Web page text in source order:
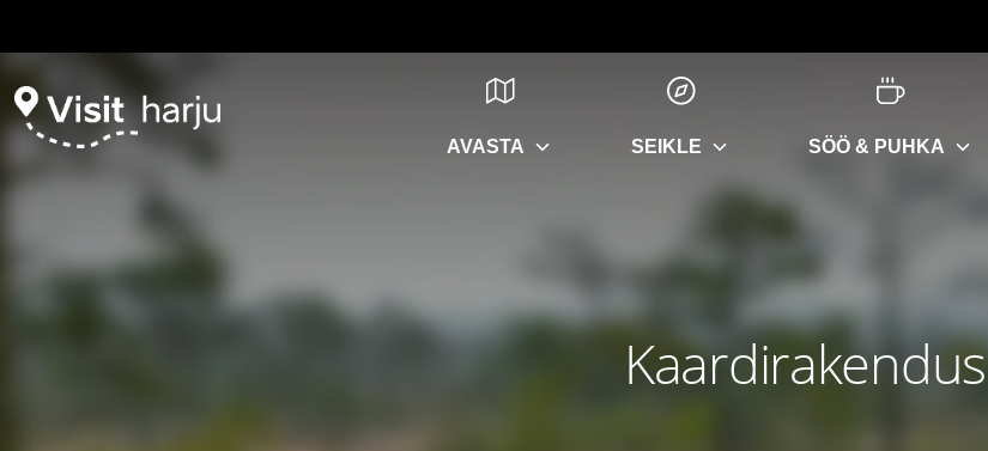
AVASTA SEIKLE SÖÖ & PUHKA
Kaardirakendus